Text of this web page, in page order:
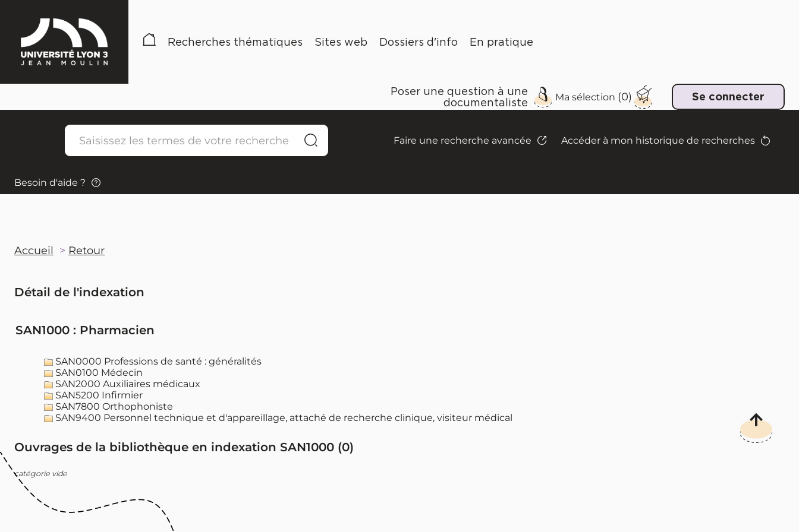
Recherches thématiques Sites web Dossiers d'info En pratique
Poser une question à une
documentaliste
Se connecter
Faire une recherche avancée Accéder à mon historique de recherches
Besoin d'aide ?
Accueil Retour
Détail de l'indexation
SAN1000 : Pharmacien
SAN0000 Professions de santé : généralités
SAN0100 Médecin
SAN2000 Auxiliaires médicaux
SAN5200 Infirmier
SAN7800 Orthophoniste
SAN9400 Personnel technique et d'appareillage, attaché de recherche clinique, visiteur médical
Ouvrages de la bibliothèque en indexation SAN1000 (0)
catégorie vide